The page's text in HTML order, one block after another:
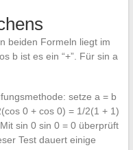
beiden Formeln liegt im
b ist es ein “+”. Für sin a
setze a = b
0 + cos 0) = 1/2(1 + 1)
sin 0 sin 0 = 0 überprüft
Test dauert einige